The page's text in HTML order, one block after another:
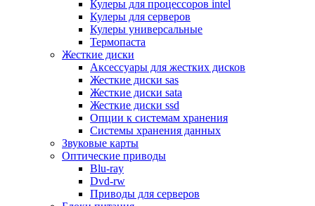
Микрофоны
Элементы питания, батарейки
Портмоне, боксы, стойки для дисков
Презентеры
Виртуальные очки
Аксессуары и опции для ноутбуков
Клавиатуры для ноутбуков
Сумки
Адаптеры и зарядные устройства
Подставки
Док станции, порт репликаторы
Батареи
Разное
Носители информации
Внешние жесткие диски
Карты памяти
Кулеры для процессоров intel
Кулеры для серверов
Кулеры универсальные
Термопаста
Жесткие диски
Аксессуары для жестких дисков
Жесткие диски sas
Жесткие диски sata
Жесткие диски ssd
Опции к системам хранения
Системы хранения данных
Звуковые карты
Оптические приводы
Blu-ray
Dvd-rw
Приводы для серверов